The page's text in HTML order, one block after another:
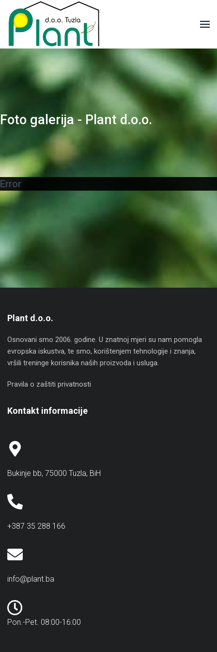
Foto galerija - Plant d.o.o.
Error
Plant d.o.o.
Osnovani smo 2006. godine. U znatnoj mjeri su nam pomogla
evropska iskustva, te smo, korištenjem tehnologije i znanja,
vršili treninge korisnika naših proizvoda i usluga.
Pravila o zaštiti privatnosti
Kontakt informacije
Bukinje bb, 75000 Tuzla, BiH
+387 35 288 166
info@plant.ba
Pon.-Pet. 08:00-16:00